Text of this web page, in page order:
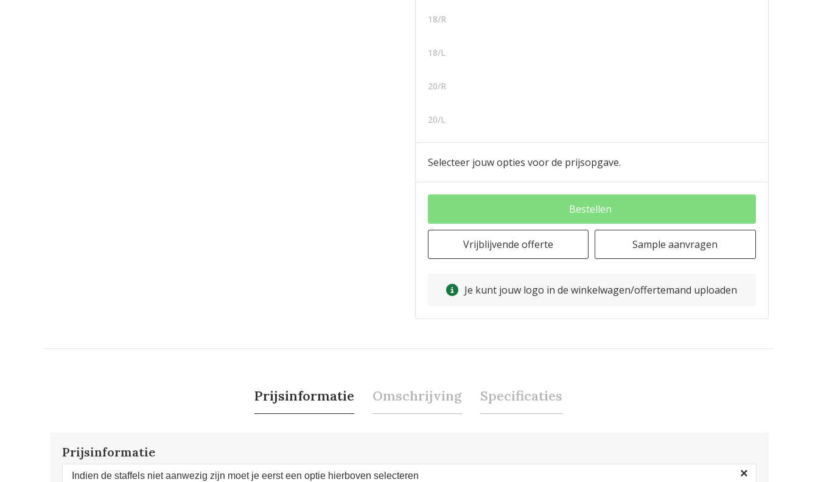
18/R
18/L
20/R
20/L
Selecteer jouw opties voor de prijsopgave.
Bestellen
Vrijblijvende offerte Sample aanvragen
Je kunt jouw logo in de winkelwagen/offertemand uploaden
Prijsinformatie Omschrijving Specificaties
Prijsinformatie
Indien de staffels niet aanwezig zijn moet je eerst een optie hierboven selecteren ×